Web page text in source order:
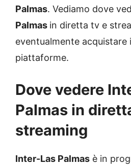
Palmas. Vediamo dove
Palmas in diretta tv e
eventualmente acquistare
piattaforme.
Dove vedere
Palmas in
streaming
Inter-Las Palmas è in